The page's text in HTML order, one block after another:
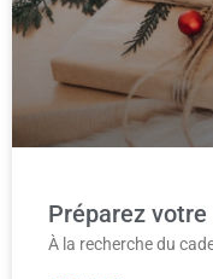
Préparez votre
À la recherche du